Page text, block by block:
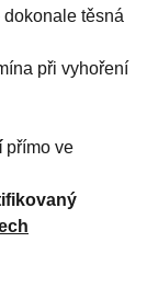
dokonale těsná
při vyhoření
přímo ve